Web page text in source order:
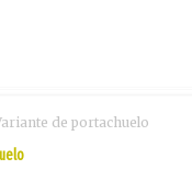
de portachuelo